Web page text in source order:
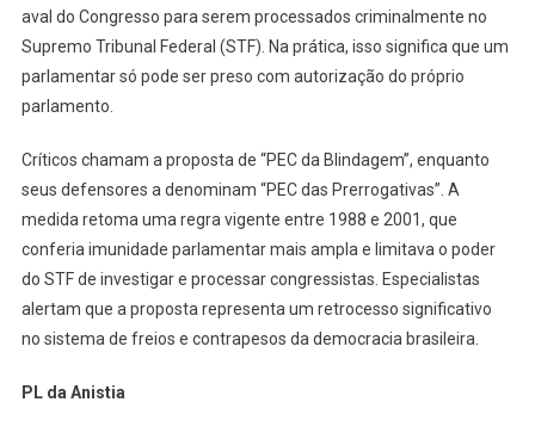
aval do Congresso para serem processados criminalmente no
Supremo Tribunal Federal (STF). Na prática, isso significa que um
parlamentar só pode ser preso com autorização do próprio
parlamento.
Críticos chamam a proposta de “PEC da Blindagem”, enquanto
seus defensores a denominam “PEC das Prerrogativas”. A
medida retoma uma regra vigente entre 1988 e 2001, que
conferia imunidade parlamentar mais ampla e limitava o poder
do STF de investigar e processar congressistas. Especialistas
alertam que a proposta representa um retrocesso significativo
no sistema de freios e contrapesos da democracia brasileira.
PL da Anistia